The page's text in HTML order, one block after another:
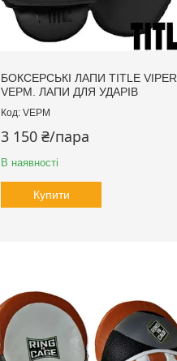
БОКСЕРСЬКІ ЛАПИ TITLE VIPER
VEPM. ЛАПИ ДЛЯ УДАРІВ
VEPM
3 150 ₴/пара
В наявності
Купити